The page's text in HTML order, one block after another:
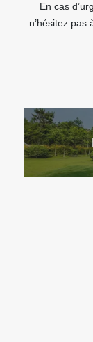
En cas
n’hésitez